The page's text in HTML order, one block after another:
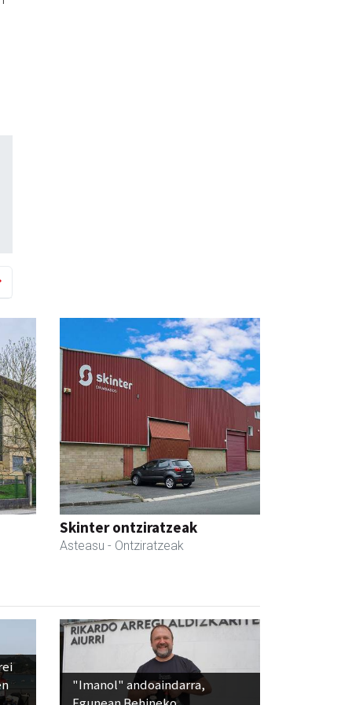
Skinter ontziratzeak
Asteasu - Ontziratzeak
"Imanol" andoaindarra,